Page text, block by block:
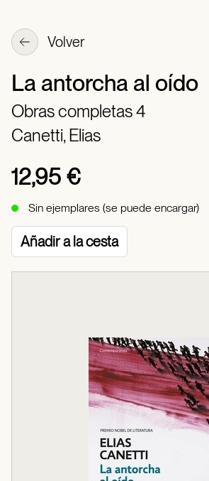
Volver
La antorcha al oído
Obras completas 4
Canetti, Elias
12,95 €
Sin ejemplares (se puede encargar)
Añadir a la cesta